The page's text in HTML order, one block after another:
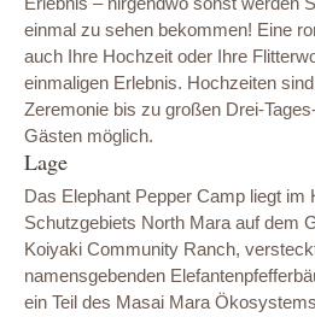
einmal zu sehen bekommen! Eine
auch Ihre Hochzeit oder Ihre
einmaligen Erlebnis. Hochzeiten
Zeremonie bis zu großen Drei-
Gästen möglich.
Lage
Das Elephant Pepper Camp liegt im
Schutzgebiets North Mara auf dem
Koiyaki Community Ranch,
namensgebenden
ein Teil des Masai Mara